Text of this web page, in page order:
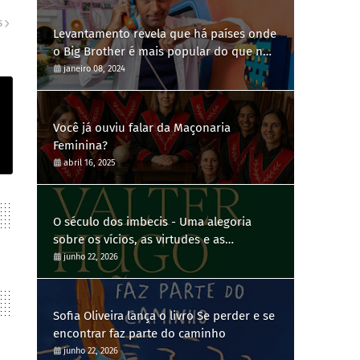
Levantamento revela que há países onde
o Big Brother é mais popular do que no
Brasil
janeiro 08, 2024
Você já ouviu falar da Maçonaria
Feminina?
abril 16, 2025
O século dos imbecis - Uma alegoria
sobre os vícios, as virtudes e as
contradições humanas
junho 22, 2026
Sofia Oliveira lança o livro Se perder e se
encontrar faz parte do caminho
junho 22, 2026